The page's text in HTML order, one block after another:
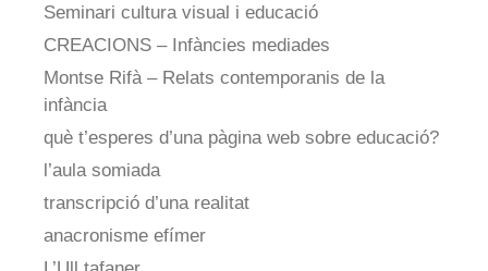
Seminari cultura visual i educació
CREACIONS – Infàncies mediades
Montse Rifà – Relats contemporanis de la
infància
què t’esperes d’una pàgina web sobre educació?
l’aula somiada
transcripció d’una realitat
anacronisme efímer